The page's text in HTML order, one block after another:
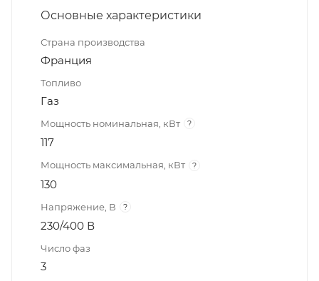
Основные характеристики
Страна производства
Франция
Топливо
Газ
Мощность номинальная, кВт ?
117
Мощность максимальная, кВт ?
130
Напряжение, В ?
230/400 В
Число фаз
3